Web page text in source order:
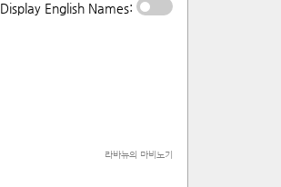
Display English Names:
라바뉴의 마비노기